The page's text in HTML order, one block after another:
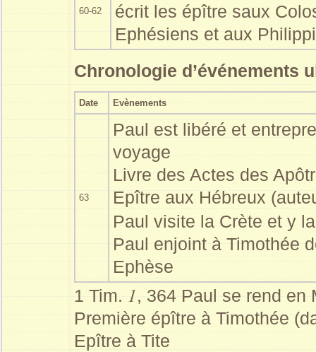
60-62
écrit les épître saux
Ephésiens et aux
Chronologie d’événements
Date Evènements
63
Paul est libéré et
voyage
Livre des Actes des
Epître aux Hébreux
Paul visite la Crète et y
Paul enjoint à Timothée
Ephèse
1 Tim. 1, 364 Paul se rend en
Première épître à Timothée
Epître à Tite